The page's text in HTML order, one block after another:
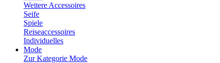
Weitere Accessoires
Seife
Spiele
Reiseaccessoires
Individuelles
Mode
Zur Kategorie Mode